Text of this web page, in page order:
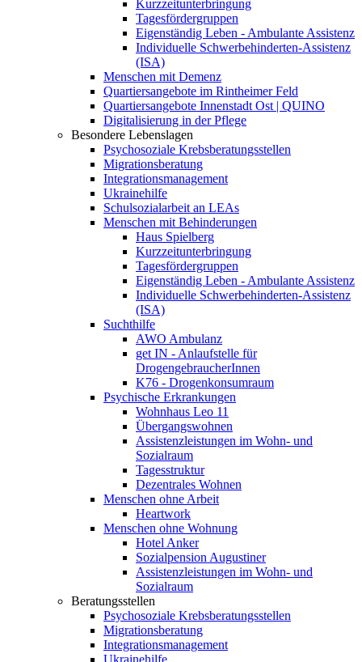
Kurzzeitunterbringung
Tagesfördergruppen
Eigenständig Leben - Ambulante Assistenz
Individuelle Schwerbehinderten-Assistenz
(ISA)
Menschen mit Demenz
Quartiersangebote im Rintheimer Feld
Quartiersangebote Innenstadt Ost | QUINO
Digitalisierung in der Pflege
Besondere Lebenslagen
Psychosoziale Krebsberatungsstellen
Migrationsberatung
Integrationsmanagement
Ukrainehilfe
Schulsozialarbeit an LEAs
Menschen mit Behinderungen
Haus Spielberg
Kurzzeitunterbringung
Tagesfördergruppen
Eigenständig Leben - Ambulante Assistenz
Individuelle Schwerbehinderten-Assistenz
(ISA)
Suchthilfe
AWO Ambulanz
get IN - Anlaufstelle für
DrogengebraucherInnen
K76 - Drogenkonsumraum
Psychische Erkrankungen
Wohnhaus Leo 11
Übergangswohnen
Assistenzleistungen im Wohn- und
Sozialraum
Tagesstruktur
Dezentrales Wohnen
Menschen ohne Arbeit
Heartwork
Menschen ohne Wohnung
Hotel Anker
Sozialpension Augustiner
Assistenzleistungen im Wohn- und
Sozialraum
Beratungsstellen
Psychosoziale Krebsberatungsstellen
Migrationsberatung
Integrationsmanagement